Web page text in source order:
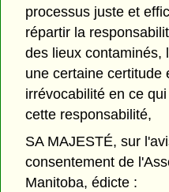
processus juste et
répartir la
des lieux contaminés,
une certaine certitude
irrévocabilité en ce
cette responsabilité,
SA MAJESTÉ, sur
consentement de
Manitoba, édicte :